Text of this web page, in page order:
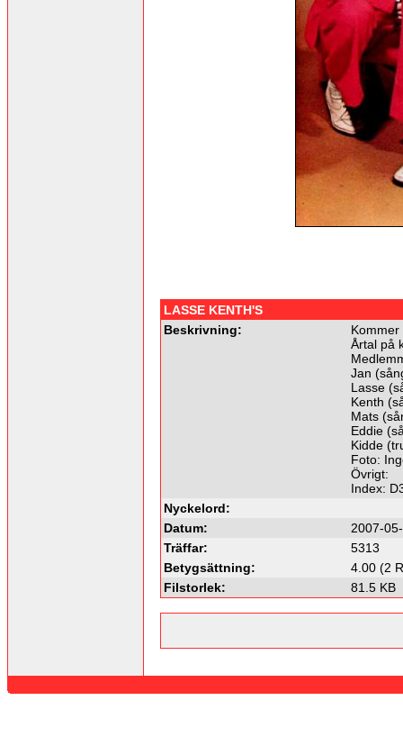
LASSE KENTH'S
Beskrivning:
Årtal på
Jan
Lasse
Kenth
Mats
Eddie
Kidde
Foto:
Övrigt:
Index:
Nyckelord:
Datum:
2007-
Träffar:
5313
Betygsättning:
4.00 (2
Filstorlek:
81.5 KB